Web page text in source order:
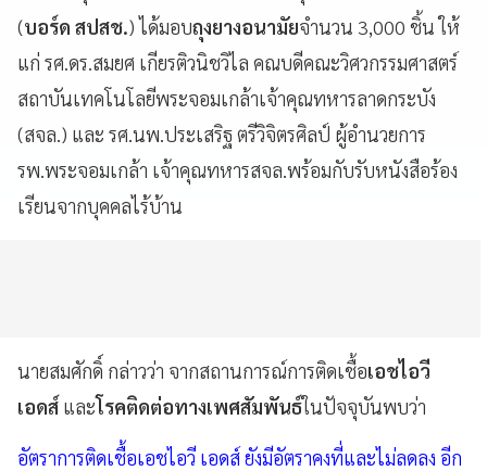
(บอร์ด สปสช.) ได้มอบถุงยางอนามัยจำนวน 3,000 ชิ้น ให้
แก่ รศ.ดร.สมยศ เกียรติวนิชวิไล คณบดีคณะวิศวกรรมศาสตร์
สถาบันเทคโนโลยีพระจอมเกล้าเจ้าคุณทหารลาดกระบัง
(สจล.) และ รศ.นพ.ประเสริฐ ตรีวิจิตรศิลป์ ผู้อำนวยการ
รพ.พระจอมเกล้า เจ้าคุณทหารสจล.พร้อมกับรับหนังสือร้อง
เรียนจากบุคคลไร้บ้าน
นายสมศักดิ์ กล่าวว่า จากสถานการณ์การติดเชื้อเอชไอวี
เอดส์ และโรคติดต่อทางเพศสัมพันธ์ในปัจจุบันพบว่า
อัตราการติดเชื้อเอชไอวี เอดส์ ยังมีอัตราคงที่และไม่ลดลง อีก